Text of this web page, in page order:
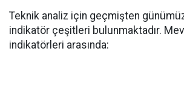
Teknik analiz için geçmişten
indikatör çeşitleri bulunmaktadır.
indikatörleri arasında: